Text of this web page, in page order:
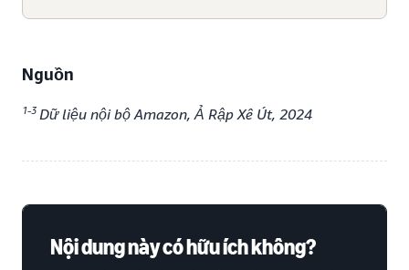
Nguồn
1-3 Dữ liệu nội bộ Amazon, Ả Rập Xê Út, 2024
Nội dung này có hữu ích không?